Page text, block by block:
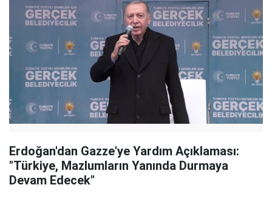
Erdoğan'dan Gazze'ye Yardım Açıklaması:
"Türkiye, Mazlumların Yanında Durmaya
Devam Edecek"